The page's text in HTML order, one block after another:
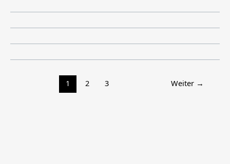
1 2 3 Weiter →